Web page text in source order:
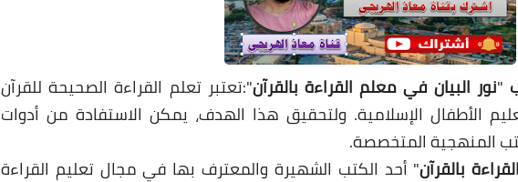
"نور البيان في معلم القراءة بالقرآن":تعتبر تعلم القراءة الصحيحة للقرآن
الأطفال الإسلامية. ولتحقيق هذا الهدف، يمكن الاستفادة من أدوات
المنهجية المتخصصة.
بالقرآن" أحد الكتب الشهيرة والمعترف بها في مجال تعليم القراءة